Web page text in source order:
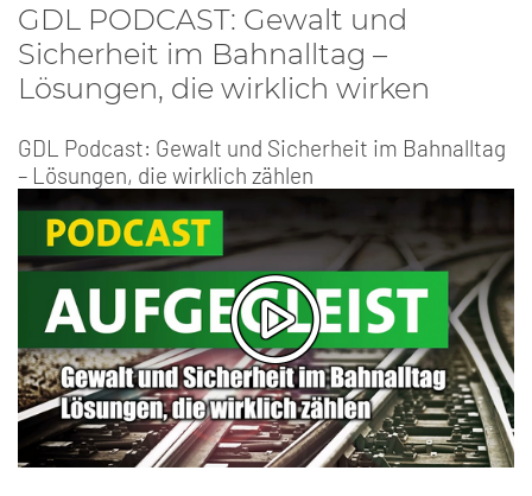
GDL PODCAST: Gewalt und
Sicherheit im Bahnalltag –
Lösungen, die wirklich wirken
GDL Podcast: Gewalt und Sicherheit im Bahnalltag
– Lösungen, die wirklich zählen